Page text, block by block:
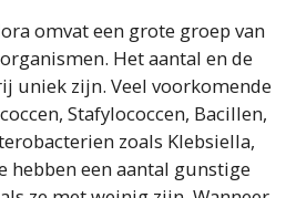
omvat een grote groep van
Het aantal en de
uniek zijn. Veel voorkomende
Stafylococcen, Bacillen,
zoals Klebsiella,
hebben een aantal gunstige